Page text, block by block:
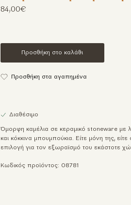
84,00€
Προσθήκη στο καλάθι
Προσθήκη στα αγαπημένα
Διαθέσιμο
Όμορφη καμέλια σε κεραμικό stoneware με
και κόκκινα μπουμπούκια. Είτε μόνη της, είτε
επιλογή για τον εξωραϊσμό του εκάστοτε
Κωδικός προϊόντος: 08781